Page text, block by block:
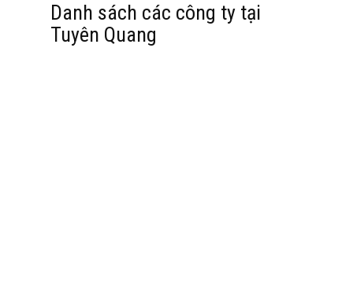
Danh sách các công ty tại
Tuyên Quang